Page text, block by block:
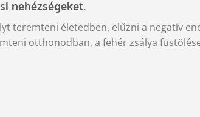
nehézségeket.
teremteni életedben, elűzni a negatív
otthonodban, a fehér zsálya